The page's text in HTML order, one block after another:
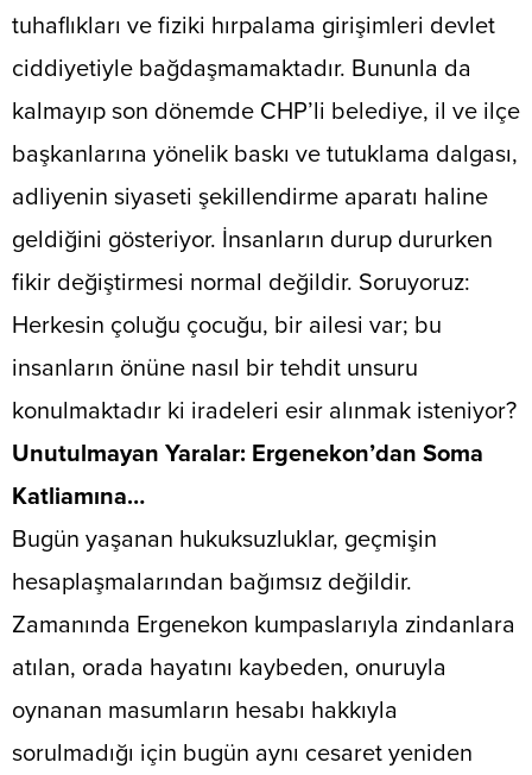
tuhaflıkları ve fiziki hırpalama girişimleri devlet
ciddiyetiyle bağdaşmamaktadır. Bununla da
kalmayıp son dönemde CHP’li belediye, il ve ilçe
başkanlarına yönelik baskı ve tutuklama dalgası,
adliyenin siyaseti şekillendirme aparatı haline
geldiğini gösteriyor. İnsanların durup dururken
fikir değiştirmesi normal değildir. Soruyoruz:
Herkesin çoluğu çocuğu, bir ailesi var; bu
insanların önüne nasıl bir tehdit unsuru
konulmaktadır ki iradeleri esir alınmak isteniyor?
​Unutulmayan Yaralar: Ergenekon’dan Soma
Katliamına…
​Bugün yaşanan hukuksuzluklar, geçmişin
hesaplaşmalarından bağımsız değildir.
Zamanında Ergenekon kumpaslarıyla zindanlara
atılan, orada hayatını kaybeden, onuruyla
oynanan masumların hesabı hakkıyla
sorulmadığı için bugün aynı cesaret yeniden